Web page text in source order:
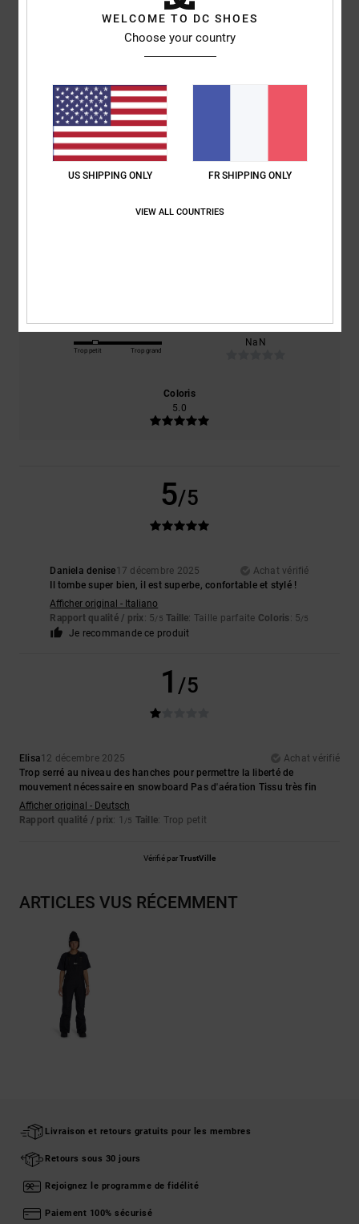
Note moyenne
3.0
2 avis vérifiésdepuis décembre 2025
Trop petit Trop grand
NaN
Coloris
5.0
5/5
Daniela denise17 décembre 2025
Achat vérifié
Il tombe super bien, il est superbe, confortable et stylé !
Afficher original - Italiano
Rapport qualité / prix: 5/5 Taille: Taille parfaite Coloris: 5/5
Je recommande ce produit
1 /5
Elisa12 décembre 2025
Achat vérifié
Trop serré au niveau des hanches pour permettre la liberté de
mouvement nécessaire en snowboard Pas d'aération Tissu très fin
Afficher original - Deutsch
Rapport qualité / prix: 1 /5 Taille: Trop petit
Vérifié parTrustVille
ARTICLES VUS RÉCEMMENT
Livraison et retours gratuits pour les membres
Retours sous 30 jours
Rejoignez le programme de fidélité
Paiement 100% sécurisé
WELCOME TO DC SHOES
Choose your country
US SHIPPING ONLY FR SHIPPING ONLY
VIEW ALL COUNTRIES